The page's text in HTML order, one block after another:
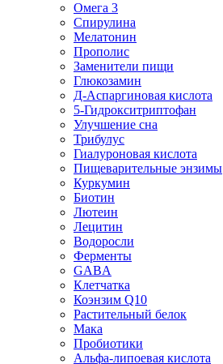
Омега 3
Спирулина
Мелатонин
Прополис
Заменители пищи
Глюкозамин
Д-Аспаргиновая кислота
5-Гидрокситриптофан
Улучшение сна
Трибулус
Гиалуроновая кислота
Пищеварительные энзимы
Куркумин
Биотин
Лютеин
Лецитин
Водоросли
Ферменты
GABA
Клетчатка
Коэнзим Q10
Растительный белок
Мака
Пробиотики
Альфа-липоевая кислота